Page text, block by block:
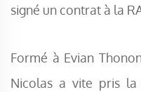
signé un contrat à la
Formé à Evian
Nicolas a vite pris